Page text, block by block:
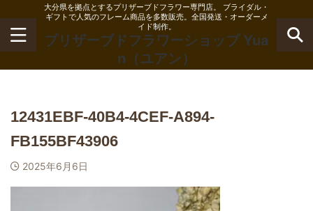
大分県を拠点とするプリザーブドフラワー専門店。 ブライダル・
ギフトで人気のフレーム商品を多数販売。全国発送・オーダーメ
イド制作。
プリザーブドフラワーショップ Yua
n（ユアン）
12431EBF-40B4-4CEF-A894-
FB155BF43906
2025年6月6日